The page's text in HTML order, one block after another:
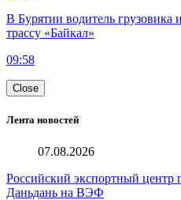
В Бурятии водитель грузовика
трассу «Байкал»
09:58
Close
Лента новостей
07.08.2026
Российский экспортный центр
Даньдань на ВЭФ